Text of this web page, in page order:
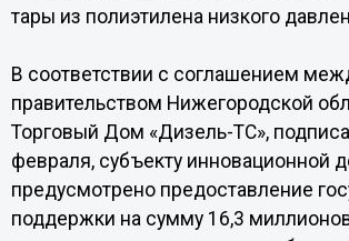
тары из полиэтилена низкого
В соответствии с соглашением
правительством Нижегородской
Торговый Дом «Дизель-ТС»,
февраля, субъекту инновационной
предусмотрено предоставление
поддержки на сумму 16,3